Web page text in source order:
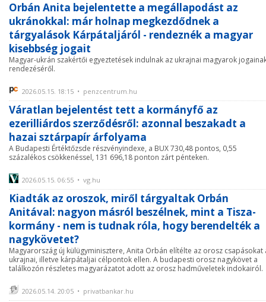
Orbán Anita bejelentette a megállapodást az
ukránokkal: már holnap megkezdődnek a
tárgyalások Kárpátaljáról - rendeznék a magyar
kisebbség jogait
Magyar-ukrán szakértői egyeztetések indulnak az ukrajnai magyarok
rendezéséről.
2026.05.15. 18:15 • penzcentrum.hu
Váratlan bejelentést tett a kormányfő az
ezerilliárdos szerződésről: azonnal beszakadt a
hazai sztárpapír árfolyama
A Budapesti Értéktőzsde részvényindexe, a BUX 730,48 pontos, 0,55
százalékos csökkenéssel, 131 696,18 ponton zárt pénteken.
2026.05.15. 06:55 • vg.hu
Kiadták az oroszok, miről tárgyaltak Orbán
Anitával: nagyon másról beszélnek, mint a Tisza-
kormány - nem is tudnak róla, hogy berendelték a
nagykövetet?
Magyarország új külügyminisztere, Anita Orbán elítélte az orosz csapásokat
ukrajnai, illetve kárpátaljai célpontok ellen. A budapesti orosz nagykövet a
találkozón részletes magyarázatot adott az orosz hadműveletek indokairól.
2026.05.14. 20:05 • privatbankar.hu